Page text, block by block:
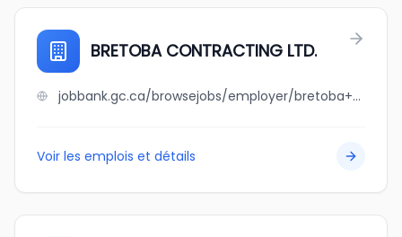
BRETOBA CONTRACTING LTD.
jobbank.gc.ca/browsejobs/employer/bretoba+contracting+ltd./ca
Voir les emplois et détails